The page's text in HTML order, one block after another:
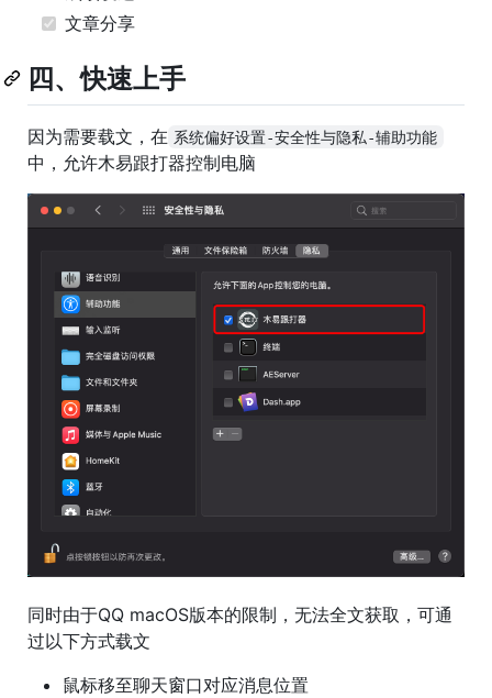
文章分享
四、快速上手
因为需要载文，在 系统偏好设置-安全性与隐私-辅助功能
中，允许木易跟打器控制电脑
同时由于QQ macOS版本的限制，无法全文获取，可通
过以下方式载文
鼠标移至聊天窗口对应消息位置